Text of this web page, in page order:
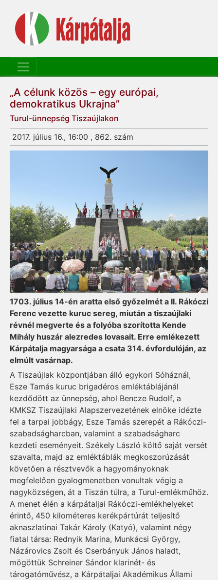
„A célunk közös – egy európai,
demokratikus Ukrajna”
Turul-ünnepség Tiszaújlakon
2017. július 16., 16:00 , 862. szám
1703. július 14-én aratta első győzelmét a II. Rákóczi
Ferenc vezette kuruc sereg, miután a tiszaújlaki
révnél megverte és a folyóba szorította Kende
Mihály huszár alezredes lovasait. Erre emlékezett
Kárpátalja magyarsága a csata 314. évfordulóján, az
elmúlt vasárnap.
A Tiszaújlak központjában álló egykori Sóháznál,
Esze Tamás kuruc brigadéros emléktáblájánál
kezdődött az ünnepség, ahol Bencze Rudolf, a
KMKSZ Tiszaújlaki Alapszervezetének elnöke idézte
fel a tarpai jobbágy, Esze Tamás szerepét a Rákóczi-
szabadságharcban, valamint a szabadságharc
kezdeti eseményeit. Székely László költő saját versét
szavalta, majd az emléktáblák megkoszorúzását
követően a résztvevők a hagyományoknak
megfelelően gyalogmenetben vonultak végig a
nagyközségen, át a Tiszán túlra, a Turul-emlékműhöz.
A menet élén a kárpátaljai Rákóczi-emlékhelyeket
érintő, 450 kilométeres kerékpártúrát teljesítő
aknaszlatinai Takár Károly (Katyó), valamint négy
fiatal társa: Rednyik Marina, Munkácsi György,
Názárovics Zsolt és Cserbányuk János haladt,
mögöttük Schreiner Sándor klarinét- és
tárogatóművész, a Kárpátaljai Akadémikus Állami